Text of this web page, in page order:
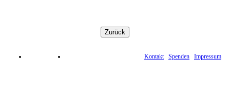
Kontakt Spenden Impressum